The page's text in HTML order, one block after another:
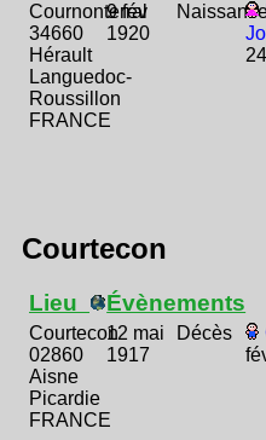
Cournonterral
34660
Hérault
Languedoc-
Roussillon
FRANCE
9 fév
1920
Naissance
Courtecon
Lieu
Courtecon
02860
Aisne
Picardie
FRANCE
Évènements
12 mai
1917
Décès